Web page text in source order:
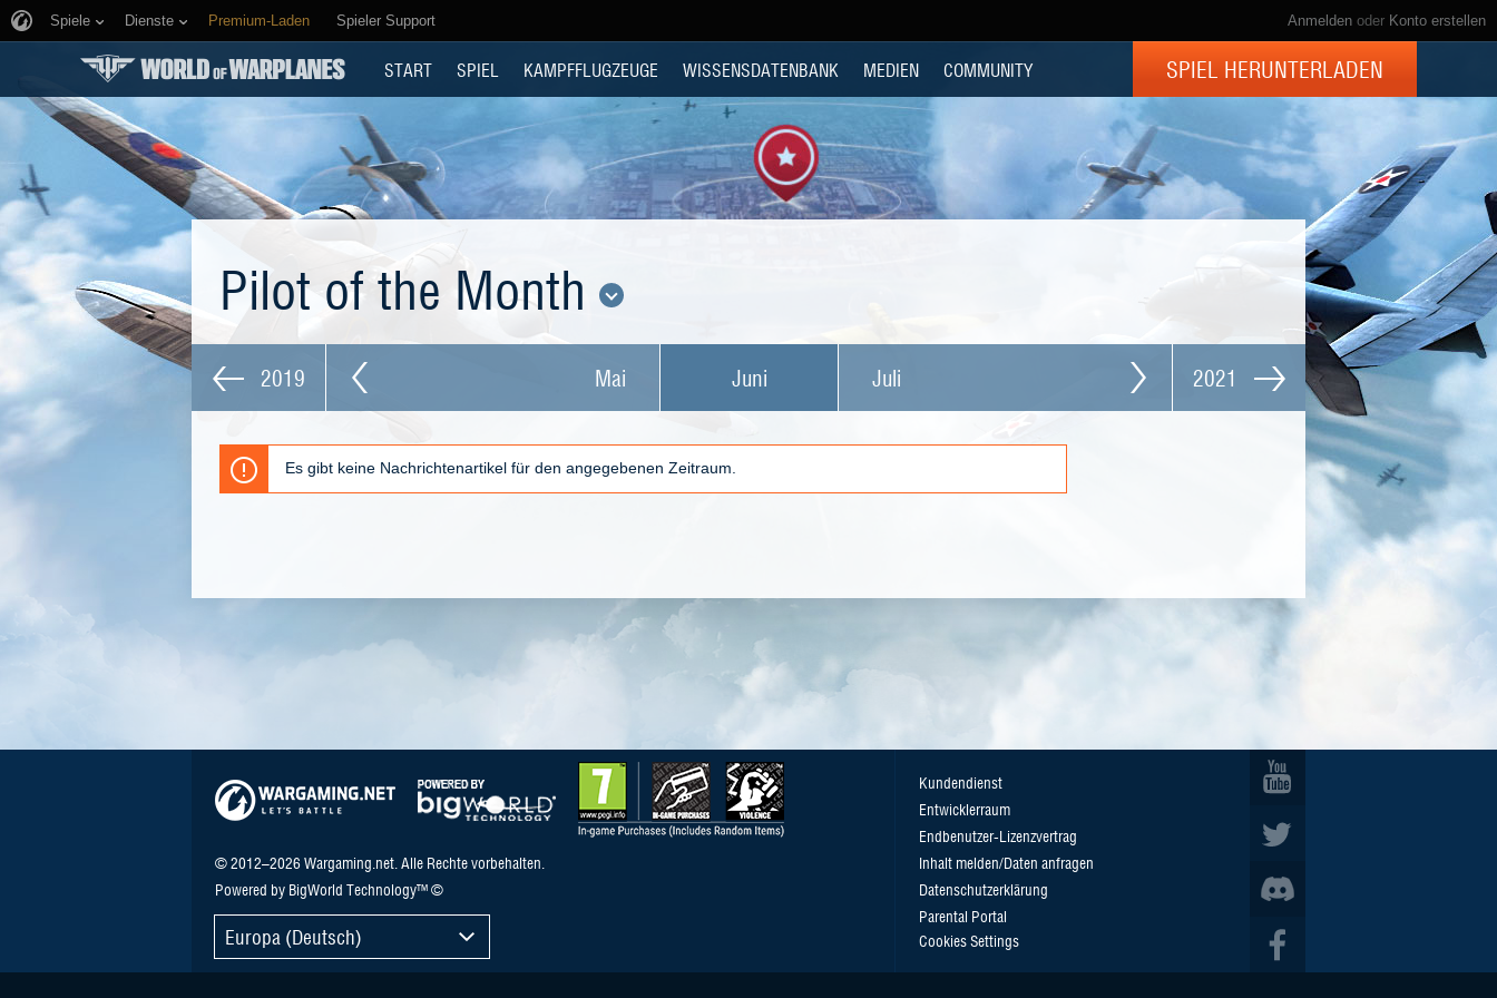
Anmelden oder Konto erstellen
Spiele Dienste Premium-Laden Spieler Support
START SPIEL KAMPFFLUGZEUGE WISSENSDATENBANK MEDIEN COMMUNITY SPIEL HERUNTERLADEN
Pilot of the Month
2019 Mai Juni Juli 2021
Es gibt keine Nachrichtenartikel für den angegebenen Zeitraum.
© 2012–2026 Wargaming.net. Alle Rechte vorbehalten.
Powered by BigWorld Technology™ ©
Europa (Deutsch)
Kundendienst
Entwicklerraum
Endbenutzer-Lizenzvertrag
Inhalt melden/Daten anfragen
Datenschutzerklärung
Parental Portal
Cookies Settings